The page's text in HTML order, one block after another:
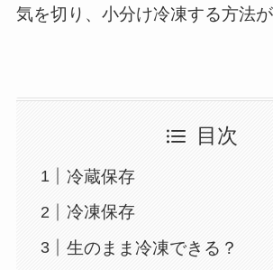
気を切り、小分け冷凍する方法が
目次
冷蔵保存
冷凍保存
生のまま冷凍できる？